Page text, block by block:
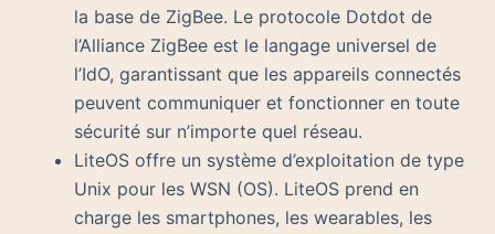
la base de ZigBee. Le protocole Dotdot de
l’Alliance ZigBee est le langage universel de
l’IdO, garantissant que les appareils connectés
peuvent communiquer et fonctionner en toute
sécurité sur n’importe quel réseau.
LiteOS offre un système d’exploitation de type
Unix pour les WSN (OS). LiteOS prend en
charge les smartphones, les wearables, les